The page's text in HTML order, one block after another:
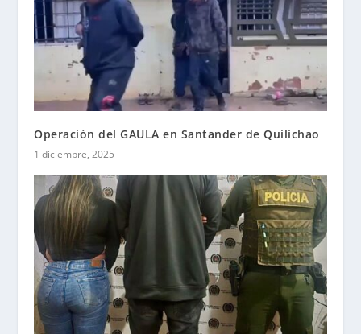
Operación del GAULA en Santander de Quilichao
1 diciembre, 2025